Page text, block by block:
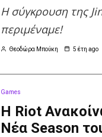
Η σύγκρουση της
περιμέναμε!
Θεοδώρα Μπούκη 5 έτη ago
Games
Η Riot
Νέα Season